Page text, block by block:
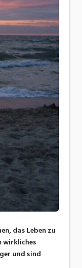
das Leben zu
wirkliches
und sind